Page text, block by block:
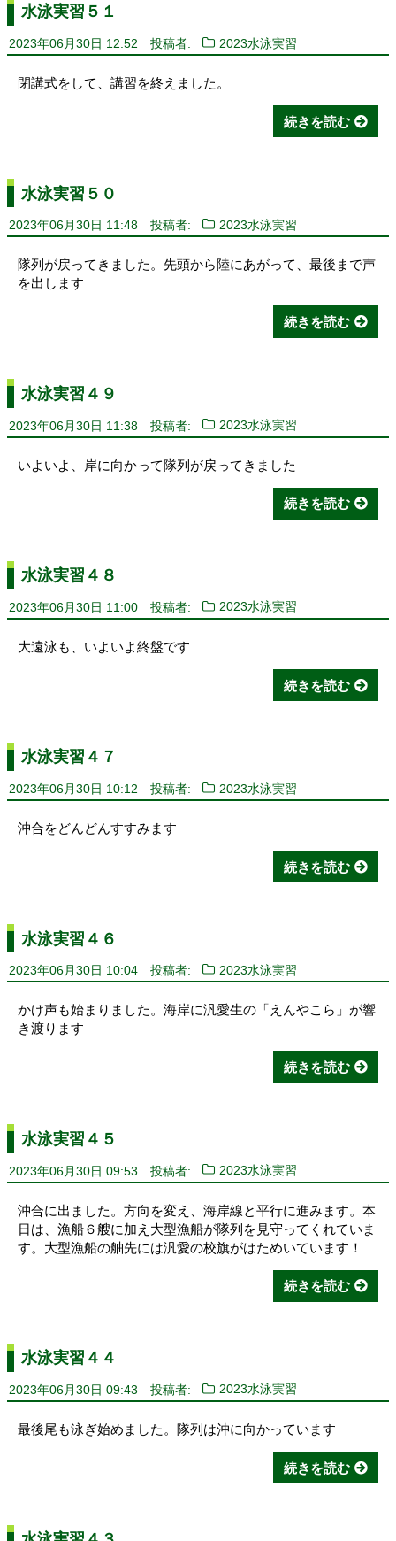
水泳実習５１
2023年06月30日 12:52 投稿者: 2023水泳実習
閉講式をして、講習を終えました。
続きを読む
水泳実習５０
2023年06月30日 11:48 投稿者: 2023水泳実習
隊列が戻ってきました。先頭から陸にあがって、最後まで声
を出します
続きを読む
水泳実習４９
2023年06月30日 11:38 投稿者: 2023水泳実習
いよいよ、岸に向かって隊列が戻ってきました
続きを読む
水泳実習４８
2023年06月30日 11:00 投稿者: 2023水泳実習
大遠泳も、いよいよ終盤です
続きを読む
水泳実習４７
2023年06月30日 10:12 投稿者: 2023水泳実習
沖合をどんどんすすみます
続きを読む
水泳実習４６
2023年06月30日 10:04 投稿者: 2023水泳実習
かけ声も始まりました。海岸に汎愛生の「えんやこら」が響
き渡ります
続きを読む
水泳実習４５
2023年06月30日 09:53 投稿者: 2023水泳実習
沖合に出ました。方向を変え、海岸線と平行に進みます。本
日は、漁船６艘に加え大型漁船が隊列を見守ってくれていま
す。大型漁船の舳先には汎愛の校旗がはためいています！
続きを読む
水泳実習４４
2023年06月30日 09:43 投稿者: 2023水泳実習
最後尾も泳ぎ始めました。隊列は沖に向かっています
続きを読む